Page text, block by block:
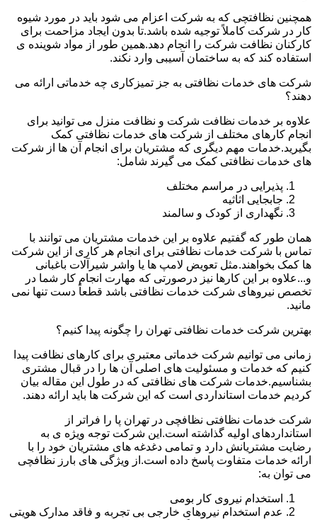
همچنین نظافتچی که به شرکت اعزام می شود باید در مورد شیوه
کار در شرکت کاملاً توجیه شده باشد.تا بدون ایجاد مزاحمت برای
کارکنان نظافت شرکت را انجام دهد.همین طور از مواد شوینده ی
استفاده کند که به ساختمان آسیبی وارد نکند.
شرکت های خدمات نظافتی به جز تمیزکاری چه خدماتی ارائه می
دهند؟
علاوه بر خدمات نظافت شرکت و نظافت منزل می توانید برای
انجام کارهای مختلف از شرکت های خدمات نظافتی کمک
بگیرید.خدمات مهم دیگری که مشتریان برای انجام آن ها از شرکت
های خدمات نظافتی کمک می گیرند شامل:
پذیرایی در مراسم مختلف
جابجایی اثاثیه
نگهداری از کودک و سالمند
همان طور که گفتیم علاوه بر این خدمات مشتریان می توانند با
تماس با شرکت خدمات نظافتی برای انجام هر کاری از این شرکت
ها کمک بخواهند.مثل تعویض لامپ ها یا واشر شیرآلات باغبانی
و...علاوه بر این کارها نیز درصورتی که مهارت انجام کار شما در
تخصص نیروهای شرکت خدمات نظافتی باشد قطعاً دست تنها نمی
مانید.
بهترین شرکت خدمات نظافتی تهران را چگونه پیدا کنیم؟
زمانی می توانیم شرکت خدماتی معتبری برای کارهای نظافت پیدا
کنیم که خدمات و مسئولیت های اصلی آن ها را در قبال مشتری
بشناسیم.خدمات شرکت های نظافتی که در طول این مقاله بیان
کردیم خدمات استانداردی است که این شرکت ها باید ارائه دهند.
شرکت خدمات نظافتی نظافچی در تهران پا را فراتر از
استانداردهای اولیه گذاشته است.این شرکت توجه ویژه ی به
رضایت مشتریانش دارد و تمامی دغدغه های مشتریان خود را با
ارائه خدمات متفاوت پاسخ داده است.از ویژگی های بارز نظافچی
می توان به:
استخدام نیروی کار بومی
عدم استخدام نیروهای خارجی بی تجربه و فاقد مدارک هویتی